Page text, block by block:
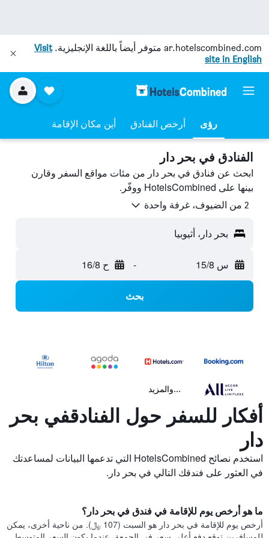
ar.hotelscombined.com متوفر أيضاً باللغة الإنجليزية.Visit
site in English
رؤى أرخص الفنادق أين مكان الإقامة
الفنادق في بحر دار
ابحث عن فنادق في بحر دار من مئات مواقع السفر وقارن
بينها على HotelsCombined ووفّر.
2 من الضيوف، غرفة واحدة
بحر دار، أثيوبيا
س 15/8 - ح 16/8
بحث
...والمزيد
أفكار للسفر حول الفنادقفي بحر
دار
استخدم نصائح HotelsCombined التي تدعمها البيانات لمساعدتك
في العثور على فندقك التالي في بحر دار.
ما هو أرخص يوم للإقامة في فندق في بحر دار؟
أرخص يوم للإقامة في بحر دار هو السبت (107 ﷼). من ناحية أخرى، يمكن